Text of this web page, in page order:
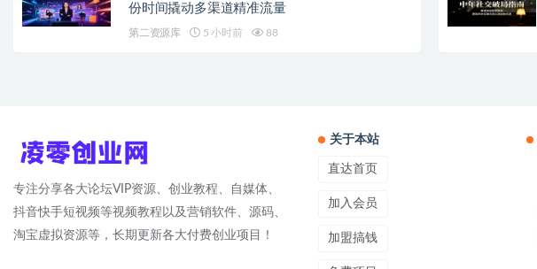
份时间撬动多渠道精准流量
第二资源库 5 小时前 88
专注分享各大论坛VIP资源、创业教程、自媒体、
抖音快手短视频等视频教程以及营销软件、源码、
淘宝虚拟资源等，长期更新各大付费创业项目！
关于本站
直达首页
加入会员
加盟搞钱